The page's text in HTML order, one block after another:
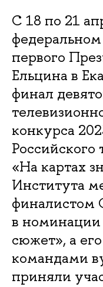
С 18 по 21
первого
Ельцина в
финал
конкурса
«На картах
Института
финалистом
в
сюжет», а
командами
приняли